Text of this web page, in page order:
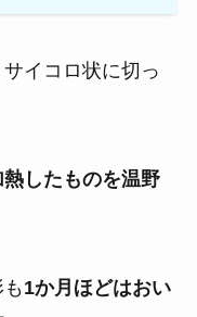
イコロ状に切っ
したものを温野
1か月ほどはおい